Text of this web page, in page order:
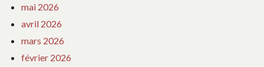
mai 2026
avril 2026
mars 2026
février 2026